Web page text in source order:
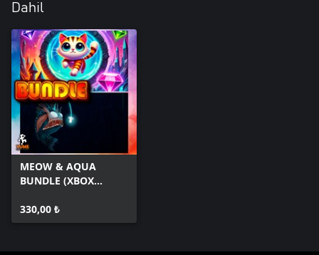
Dahil
MEOW & AQUA
BUNDLE (XBOX
330,00 ₺